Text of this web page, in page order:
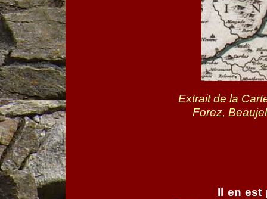
Extrait de la
Forez,
Il en est